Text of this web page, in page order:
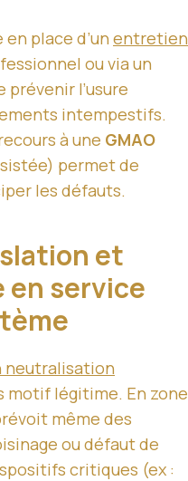
place d’un entretien
ou via un
l’usure
intempestifs.
à une GMAO
permet de
les défauts.
et
en service
neutralisation
motif légitime. En zone
même des
ou défaut de
critiques (ex :